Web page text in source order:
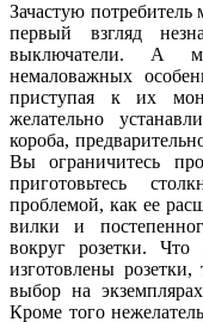
Зачастую потребитель
первый взгляд
выключатели. А
немаловажных
приступая к их
желательно
короба,
Вы ограничитесь
приготовьтесь
проблемой, как ее
вилки и
вокруг розетки. Что
изготовлены розетки,
выбор на
Кроме того